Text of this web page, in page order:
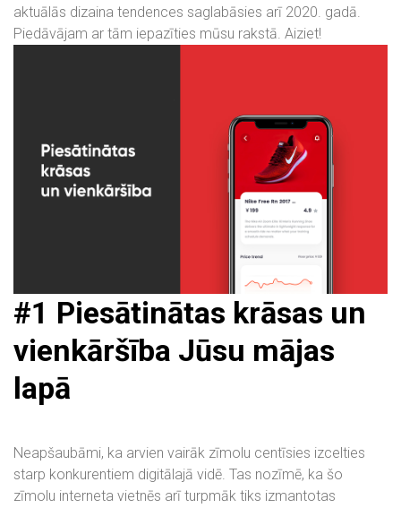
aktuālās dizaina tendences saglabāsies arī 2020. gadā.
Piedāvājam ar tām iepazīties mūsu rakstā. Aiziet!
#1 Piesātinātas krāsas un
vienkāršība Jūsu mājas
lapā
Neapšaubāmi, ka arvien vairāk zīmolu centīsies izcelties
starp konkurentiem digitālajā vidē. Tas nozīmē, ka šo
zīmolu interneta vietnēs arī turpmāk tiks izmantotas